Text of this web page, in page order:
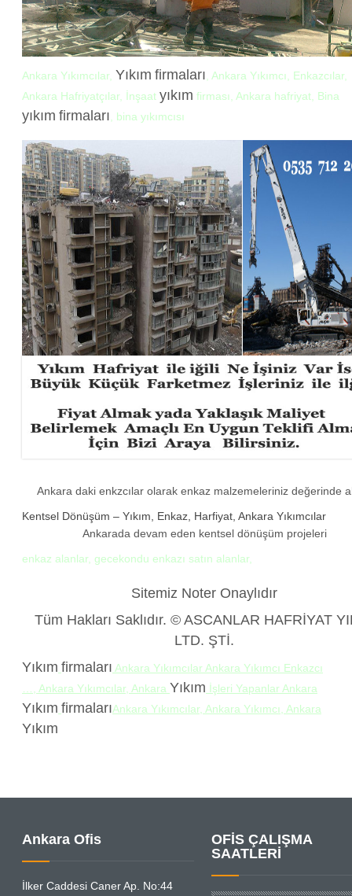
Ankara Yıkımcılar, Yıkım firmaları, Ankara Yıkımcı, Enkazcılar,
Ankara Hafriyatçılar, İnşaat yıkım firması, Ankara hafriyat, Bina
yıkım firmaları, bina yıkımcısı
Ankara daki enkzcılar olarak enkaz malzemeleriniz değerinde
Kentsel Dönüşüm – Yıkım, Enkaz, Harfiyat, Ankara Yıkımcılar
Ankarada devam eden kentsel dönüşüm projeleri
enkaz alanlar, gecekondu enkazı satın alanlar,
Sitemiz Noter Onaylıdır
Tüm Hakları Saklıdır. © ASCANLAR HAFRİYAT
LTD. ŞTİ.
Yıkım firmaları Ankara Yıkımcılar Ankara Yıkımcı Enkazcı
…, Ankara Yıkımcılar, Ankara Yıkım İşleri Yapanlar Ankara
Yıkım firmalarıAnkara Yıkımcılar, Ankara Yıkımcı, Ankara
Yıkım
Ankara Ofis
İlker Caddesi Caner Ap. No:44
OFİS ÇALIŞMA
SAATLERİ